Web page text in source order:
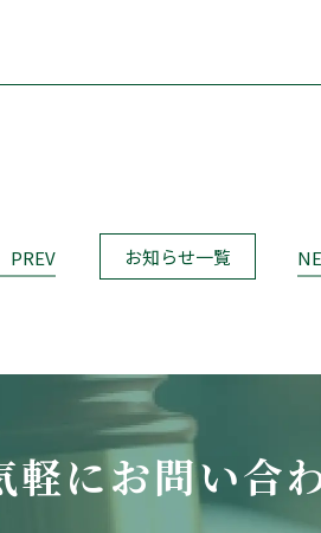
PREV お知らせ一覧
軽にお問い合